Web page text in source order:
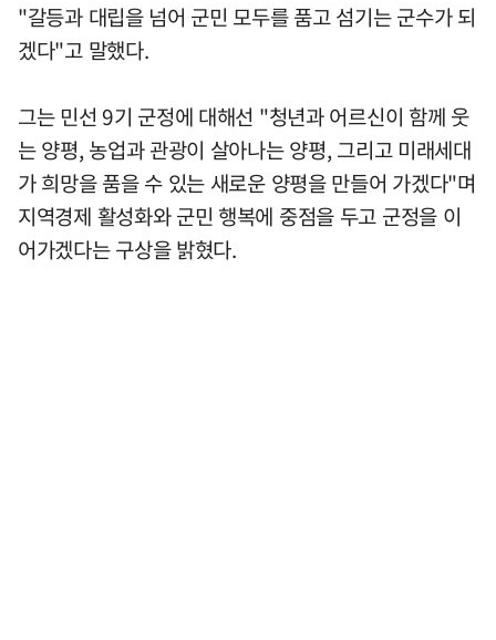
"갈등과 대립을 넘어 군민 모두를 품고 섬기는 군수가 되
겠다"고 말했다.
그는 민선 9기 군정에 대해선 "청년과 어르신이 함께 웃
는 양평, 농업과 관광이 살아나는 양평, 그리고 미래세대
가 희망을 품을 수 있는 새로운 양평을 만들어 가겠다"며
지역경제 활성화와 군민 행복에 중점을 두고 군정을 이
어가겠다는 구상을 밝혔다.